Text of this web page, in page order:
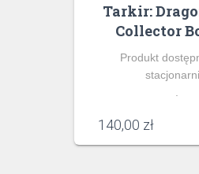
Tarkir:
Collector
Produkt
140,00 zł